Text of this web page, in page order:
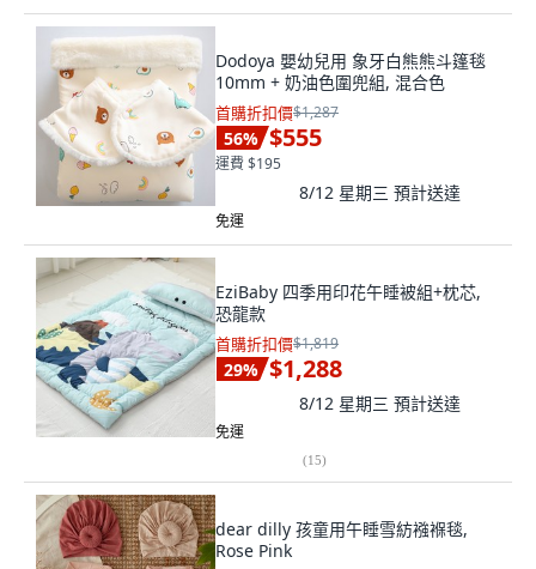
Dodoya 嬰幼兒用 象牙白熊熊斗篷毯
10mm + 奶油色圍兜組, 混合色
首購折扣價$1,287
56% $555
運費 $195
8/12 星期三 預計送達
免運
EziBaby 四季用印花午睡被組+枕芯,
恐龍款
首購折扣價$1,819
29% $1,288
8/12 星期三 預計送達
免運
(15)
dear dilly 孩童用午睡雪紡襁褓毯,
Rose Pink